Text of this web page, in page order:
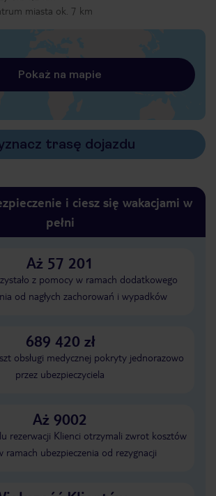
miasta ok. 7 km
Pokaż na mapie
trasę dojazdu
i ciesz się wakacjami w
pełni
Aż 57 201
z pomocy w ramach dodatkowego
od nagłych zachorowań i wypadków
689 420 zł
obsługi medycznej pokryty jednorazowo
przez ubezpieczyciela
Aż 9002
rezerwacji Klienci otrzymali zwrot kosztów
ramach ubezpieczenia od rezygnacji